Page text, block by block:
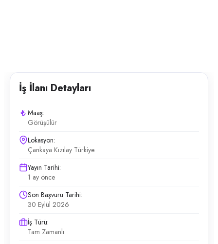
İş İlanı Detayları
Maaş:
Görüşülür
Lokasyon:
Çankaya Kızılay Türkiye
Yayın Tarihi:
1 ay önce
Son Başvuru Tarihi:
30 Eylül 2026
İş Türü:
Tam Zamanlı